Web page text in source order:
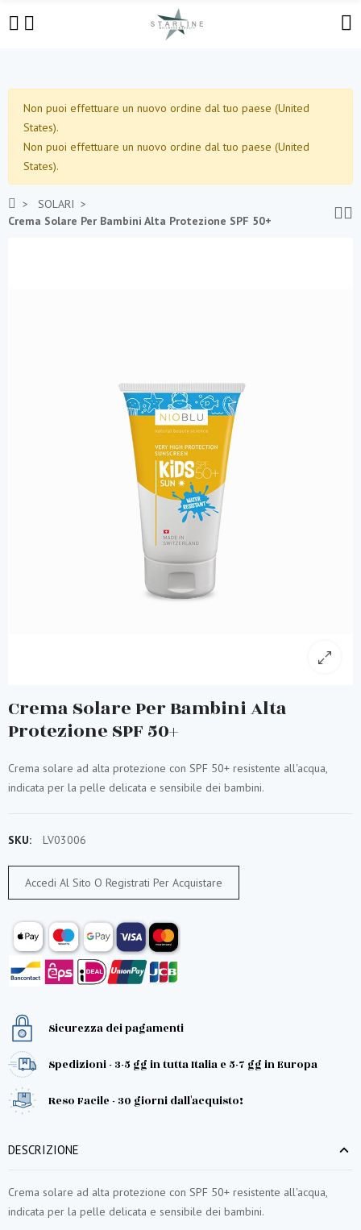
Non puoi effettuare un nuovo ordine dal tuo paese (United
States).
Non puoi effettuare un nuovo ordine dal tuo paese (United
States).
SOLARI
Crema Solare Per Bambini Alta Protezione SPF 50+
Crema Solare Per Bambini Alta
Protezione SPF 50+
Crema solare ad alta protezione con SPF 50+ resistente all'acqua,
indicata per la pelle delicata e sensibile dei bambini.
SKU: LV03006
Accedi Al Sito O Registrati Per Acquistare
Sicurezza dei pagamenti
Spedizioni - 3-5 gg in tutta Italia e 5-7 gg in Europa
Reso Facile - 30 giorni dall'acquisto!
DESCRIZIONE
Crema solare ad alta protezione con SPF 50+ resistente all'acqua,
indicata per la pelle delicata e sensibile dei bambini.